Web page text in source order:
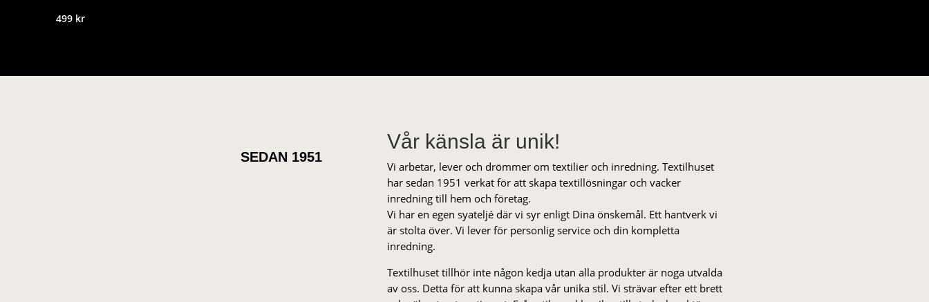
499 kr
SEDAN 1951
Vår känsla är unik!
Vi arbetar, lever och drömmer om textilier och inredning. Textilhuset
har sedan 1951 verkat för att skapa textillösningar och vacker
inredning till hem och företag.
Vi har en egen syateljé där vi syr enligt Dina önskemål. Ett hantverk vi
är stolta över. Vi lever för personlig service och din kompletta
inredning.
Textilhuset tillhör inte någon kedja utan alla produkter är noga utvalda
av oss. Detta för att kunna skapa vår unika stil. Vi strä­var efter ett brett